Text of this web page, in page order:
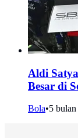
Aldi
Besar di
Bola•5